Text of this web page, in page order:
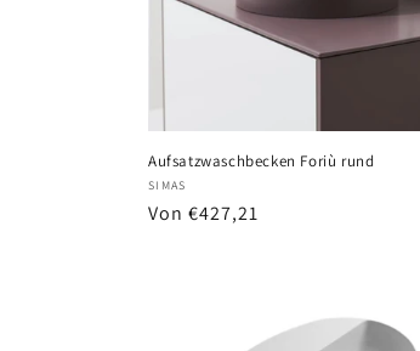
Aufsatzwaschbecken Foriù rund
Anbieter:
SIMAS
Normaler
Von €427,21